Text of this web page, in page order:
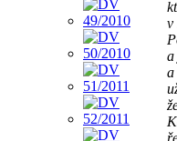
v
a
a